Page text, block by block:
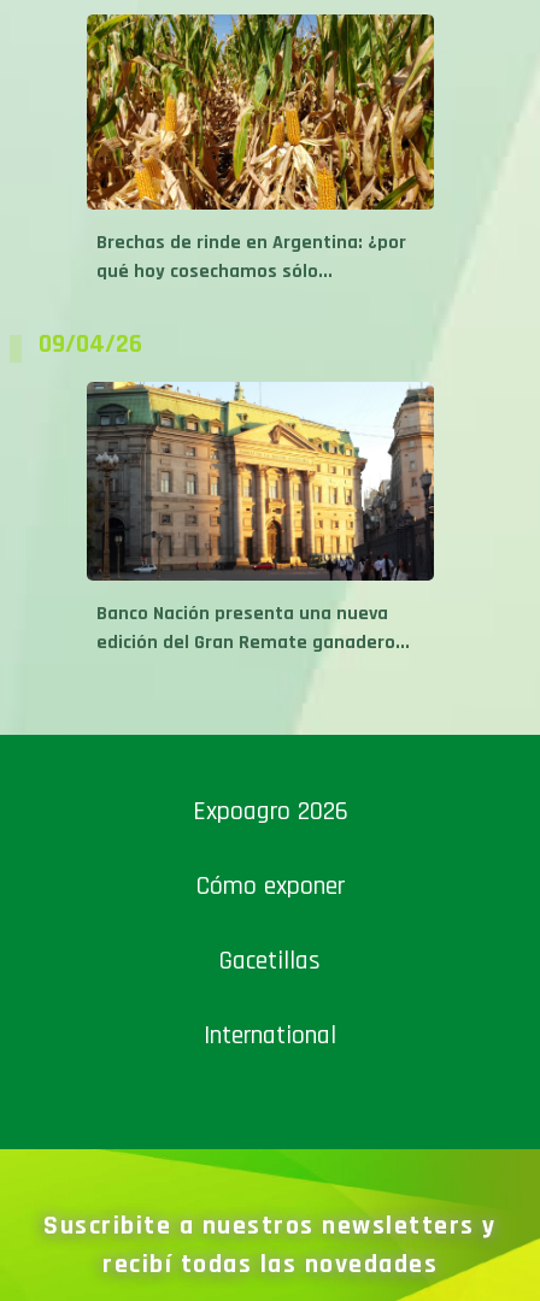
Brechas de rinde en Argentina: ¿por
qué hoy cosechamos sólo...
09/04/26
Banco Nación presenta una nueva
edición del Gran Remate ganadero...
Expoagro 2026
Cómo exponer
Gacetillas
International
Suscribite a nuestros newsletters y
recibí todas las novedades